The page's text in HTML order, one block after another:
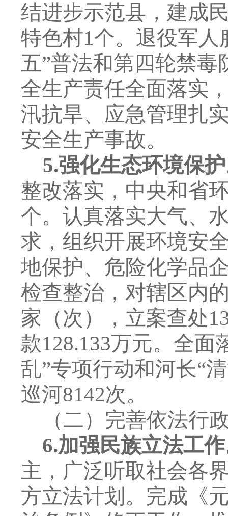
结进步示范县，建成
特色村1个。退役军人
五”普法和第四轮禁毒
全生产责任全面落实
汛抗旱、应急管理扎
安全生产事故。
5.强化生态环境保
整改落实，中央和省
个。认真落实大气、
求 ，组织开展环境安
地保护、危险化学品
检查整治，对辖区内
家（次），立案查处
款128.133万元。全面
乱”专项行动和河长“
巡河8142次。
（二）完善依法行
6.加强民族立法工
主，广泛听取社会各
方立法计划。 完成 《